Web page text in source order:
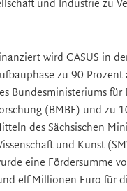
und Industrie zu
wird CASUS in
zu 90 Prozent
Bundesministeriums für
(BMBF) und zu
des Sächsischen
und Kunst
eine Fördersumme
elf Millionen Euro für